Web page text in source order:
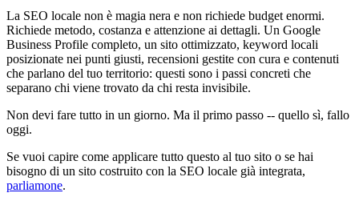
La SEO locale non è magia nera e non richiede budget enormi.
Richiede metodo, costanza e attenzione ai dettagli. Un Google
Business Profile completo, un sito ottimizzato, keyword locali
posizionate nei punti giusti, recensioni gestite con cura e contenuti
che parlano del tuo territorio: questi sono i passi concreti che
separano chi viene trovato da chi resta invisibile.
Non devi fare tutto in un giorno. Ma il primo passo -- quello sì, fallo
oggi.
Se vuoi capire come applicare tutto questo al tuo sito o se hai
bisogno di un sito costruito con la SEO locale già integrata,
parliamone.